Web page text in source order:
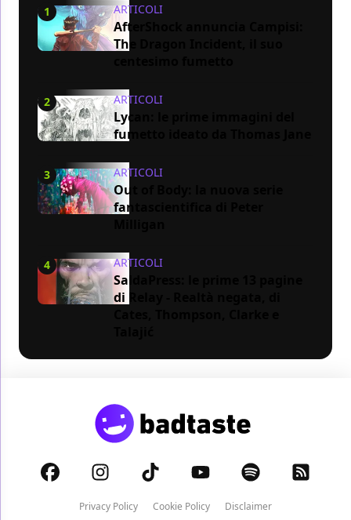
1 ARTICOLI
AfterShock annuncia Campisi:
The Dragon Incident, il suo
2 ARTICOLI
Lycan: le prime immagini del
fumetto ideato da Thomas Jane
3 ARTICOLI
Out of Body: la nuova serie
fantascientifica di Peter
4 ARTICOLI
SaldaPress: le prime 13 pagine
di Relay - Realtà negata, di
Privacy Policy Cookie Policy Disclaimer